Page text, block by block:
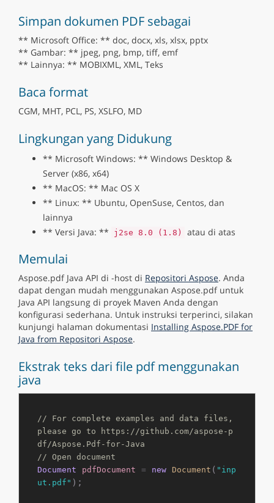
Simpan dokumen PDF sebagai
** Microsoft Office: ** doc, docx, xls, xlsx, pptx
** Gambar: ** jpeg, png, bmp, tiff, emf
** Lainnya: ** MOBIXML, XML, Teks
Baca format
CGM, MHT, PCL, PS, XSLFO, MD
Lingkungan yang Didukung
** Microsoft Windows: ** Windows Desktop &
Server (x86, x64)
** MacOS: ** Mac OS X
** Linux: ** Ubuntu, OpenSuse, Centos, dan
lainnya
** Versi Java: **
j2se 8.0 (1.8) atau di atas
Memulai
Aspose.pdf Java API di -host di Repositori Aspose. Anda
dapat dengan mudah menggunakan Aspose.pdf untuk
Java API langsung di proyek Maven Anda dengan
konfigurasi sederhana. Untuk instruksi terperinci, silakan
kunjungi halaman dokumentasi Installing Aspose.PDF for
Java from Repositori Aspose.
Ekstrak teks dari file pdf menggunakan
java
// For complete examples and data files,
please go to https://github.com/aspose-p
df/Aspose.Pdf-for-Java
// Open document
Document
pdfDocument = new Document ( "inp
ut.pdf" );